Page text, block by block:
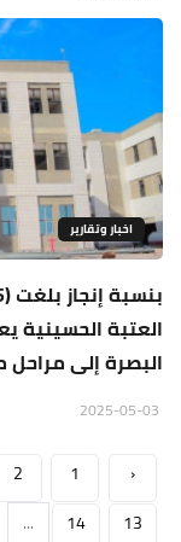
اخبار وتقارير
العتبة
البصرة إلى
‹
1
2
13
14
...